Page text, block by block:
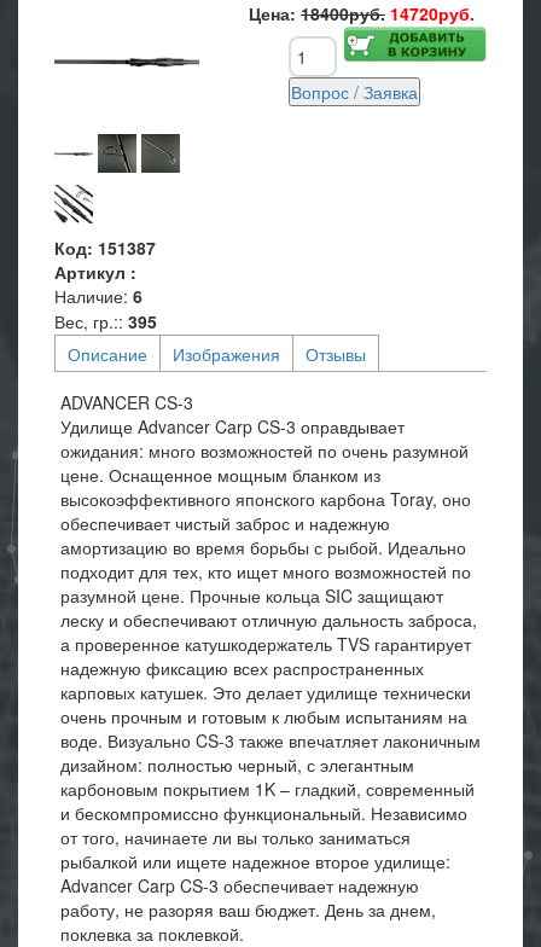
Цена: 18400руб. 14720руб.
Код: 151387
Артикул :
Наличие: 6
Вес, гр.:: 395
Описание
Изображения
Отзывы
ADVANCER CS-3
Удилище Advancer Carp CS-3 оправдывает
ожидания: много возможностей по очень разумной
цене. Оснащенное мощным бланком из
высокоэффективного японского карбона Toray, оно
обеспечивает чистый заброс и надежную
амортизацию во время борьбы с рыбой. Идеально
подходит для тех, кто ищет много возможностей по
разумной цене. Прочные кольца SIC защищают
леску и обеспечивают отличную дальность заброса,
а проверенное катушкодержатель TVS гарантирует
надежную фиксацию всех распространенных
карповых катушек. Это делает удилище технически
очень прочным и готовым к любым испытаниям на
воде. Визуально CS-3 также впечатляет лаконичным
дизайном: полностью черный, с элегантным
карбоновым покрытием 1K – гладкий, современный
и бескомпромиссно функциональный. Независимо
от того, начинаете ли вы только заниматься
рыбалкой или ищете надежное второе удилище:
Advancer Carp CS-3 обеспечивает надежную
работу, не разоряя ваш бюджет. День за днем,
поклевка за поклевкой.